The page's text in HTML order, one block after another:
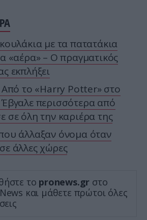
με τα πατατάκια
«αέρα» – Ο πραγματικός
εκπλήξει
Από το «Harry Potter» στο
περισσότερα από
σε όλη την καριέρα της
άλλαξαν όνομα όταν
άλλες χώρες
το pronews.gr στο
και μάθετε πρώτοι όλες